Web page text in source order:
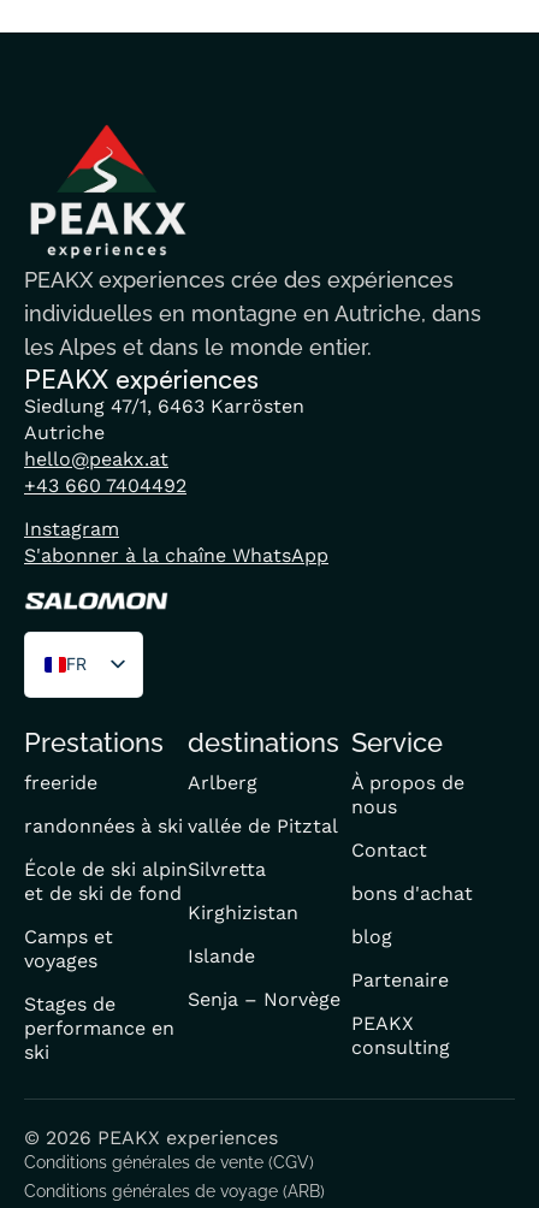
PEAKX experiences crée des expériences
individuelles en montagne en Autriche, dans
les Alpes et dans le monde entier.
PEAKX expériences
Siedlung 47/1, 6463 Karrösten
Autriche
hello@peakx.at
+43 660 7404492
Instagram
S'abonner à la chaîne WhatsApp
FR
DE
EN
Prestations
freeride
randonnées à ski
École de ski alpin
et de ski de fond
Camps et
voyages
Stages de
performance en
ski
destinations
Arlberg
vallée de Pitztal
Silvretta
Kirghizistan
Islande
Senja – Norvège
Service
À propos de
nous
Contact
bons d'achat
blog
Partenaire
PEAKX
consulting
© 2026 PEAKX experiences
Conditions générales de vente (CGV)
Conditions générales de voyage (ARB)